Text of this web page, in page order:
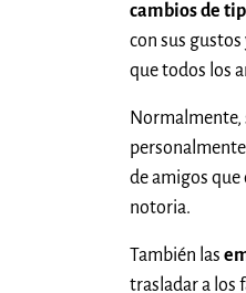
cambios de
con sus
que todos los
Normalmente,
de amigos que
notoria.
También las
trasladar a los